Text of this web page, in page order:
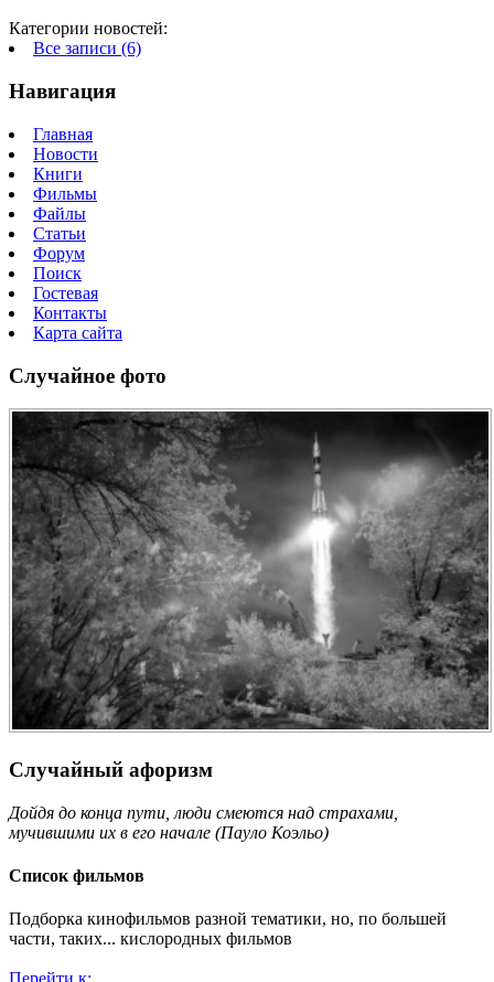
Категории новостей:
Все записи (6)
Навигация
Главная
Новости
Книги
Фильмы
Файлы
Статьи
Форум
Поиск
Гостевая
Контакты
Карта сайта
Случайное фото
Случайный афоризм
Дойдя до конца пути, люди смеются над страхами,
мучившими их в его начале (Пауло Коэльо)
Список фильмов
Подборка кинофильмов разной тематики, но, по большей
части, таких... кислородных фильмов